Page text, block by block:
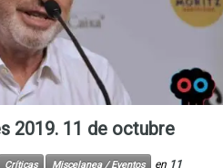
2019. 11 de octubre
Críticas Miscelanea / Eventos en 11